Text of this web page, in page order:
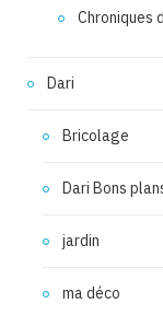
Chroniques
Dari
Bricolage
Dari Bons
jardin
ma déco